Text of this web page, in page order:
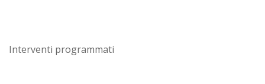
Interventi programmati